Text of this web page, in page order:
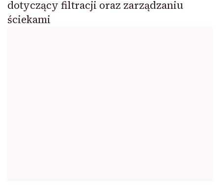
dotyczący filtracji oraz zarządzaniu
ściekami